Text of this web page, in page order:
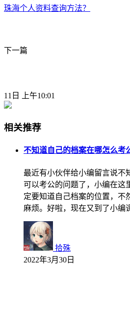
珠海个人资料查询方法？
下一篇
11日 上午10:01
相关推荐
不知道自己的档案在哪怎么考
最近有小伙伴给小编留言说不
可以考公的问题了，小编在这
定要知道自己档案的位置，不
麻烦。好啦，现在又到了小
拾殊
2022年3月30日